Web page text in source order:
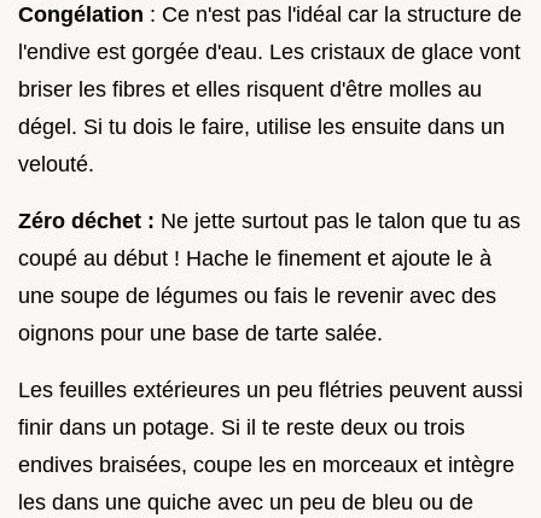
Congélation : Ce n'est pas l'idéal car la structure de
l'endive est gorgée d'eau. Les cristaux de glace vont
briser les fibres et elles risquent d'être molles au
dégel. Si tu dois le faire, utilise les ensuite dans un
velouté.
Zéro déchet : Ne jette surtout pas le talon que tu as
coupé au début ! Hache le finement et ajoute le à
une soupe de légumes ou fais le revenir avec des
oignons pour une base de tarte salée.
Les feuilles extérieures un peu flétries peuvent aussi
finir dans un potage. Si il te reste deux ou trois
endives braisées, coupe les en morceaux et intègre
les dans une quiche avec un peu de bleu ou de